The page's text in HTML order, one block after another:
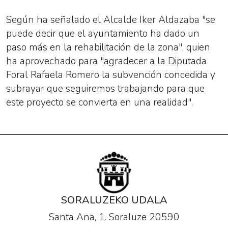
Según ha señalado el Alcalde Iker Aldazaba "se
puede decir que el ayuntamiento ha dado un
paso más en la rehabilitación de la zona", quien
ha aprovechado para "agradecer a la Diputada
Foral Rafaela Romero la subvención concedida y
subrayar que seguiremos trabajando para que
este proyecto se convierta en una realidad".
SORALUZEKO UDALA
Santa Ana, 1. Soraluze 20590